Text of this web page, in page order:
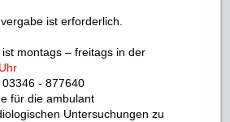
ist erforderlich.
montags – freitags in der
- 877640
für die ambulant
Untersuchungen zu